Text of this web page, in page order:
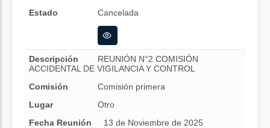
Estado
Cancelada
Descripción
REUNIÓN N°2 COMISIÓN
ACCIDENTAL DE VIGILANCIA Y CONTROL
Comisión
Comisión primera
Lugar
Otro
Fecha Reunión
13 de Noviembre de 2025